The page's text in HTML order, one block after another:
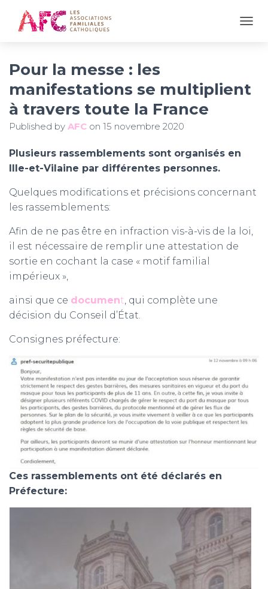
Pour la messe : les
manifestations se multiplient
à travers toute la France
Published by AFC on 15 novembre 2020
Plusieurs rassemblements sont organisés en
Ille-et-Vilaine par différentes personnes.
Quelques modifications et précisions concernant
les rassemblements:
Afin de ne pas être en infraction vis-à-vis de la loi,
il est nécessaire de remplir une attestation de
sortie en cochant la case « motif familial
impérieux »,
ainsi que ce document, qui complète une
décision du Conseil d’État.
Consignes préfecture:
Ces rassemblements ont été déclarés en
Préfecture: